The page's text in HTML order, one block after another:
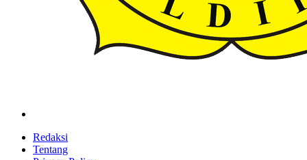
Redaksi
Tentang